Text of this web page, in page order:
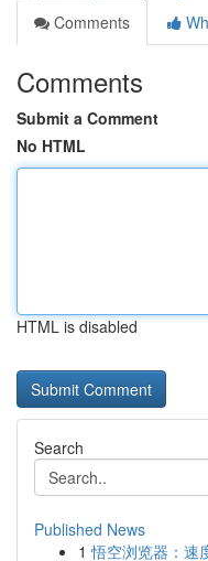
Comments
Comments
Submit a Comment
No HTML
HTML is disabled
Search
Published News
1 悟空浏览器：速